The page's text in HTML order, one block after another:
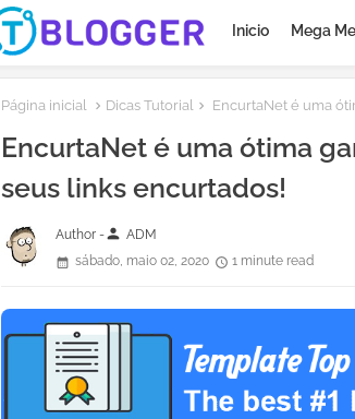
Inicio Mega
Página inicial Dicas Tutorial EncurtaNet é uma
EncurtaNet é uma ótima
seus links encurtados!
Author -person ADM
sábado, maio 02, 2020
1 minute read